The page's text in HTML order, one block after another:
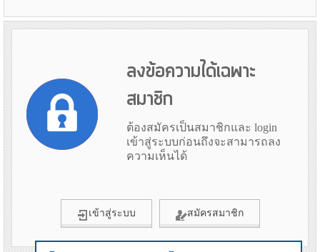
ลงข้อความได้เฉพาะ
สมาชิก
ต้องสมัครเป็นสมาชิกและ login
เข้าสู่ระบบก่อนถึงจะสามารถลง
ความเห็นได้
เข้าสู่ระบบ สมัครสมาชิก